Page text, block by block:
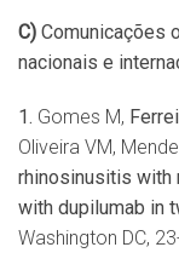
C) Comunicações
nacionais e
1. Gomes M,
Oliveira VM,
rhinosinusitis with
with dupilumab in
Washington DC,